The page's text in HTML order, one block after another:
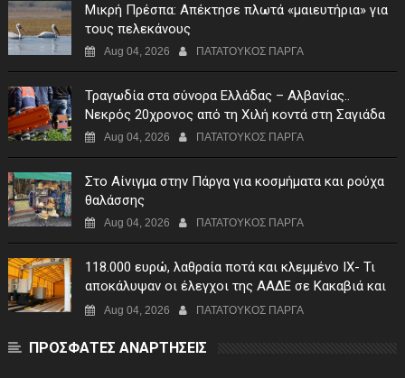
Μικρή Πρέσπα: Απέκτησε πλωτά «μαιευτήρια» για
τους πελεκάνους
Aug 04, 2026 ΠΑΤΑΤΟΥΚΟΣ ΠΑΡΓΑ
Τραγωδία στα σύνορα Ελλάδας – Αλβανίας..
Νεκρός 20χρονος από τη Χιλή κοντά στη Σαγιάδα
Aug 04, 2026 ΠΑΤΑΤΟΥΚΟΣ ΠΑΡΓΑ
Στο Αίνιγμα στην Πάργα για κοσμήματα και ρούχα
θαλάσσης
Aug 04, 2026 ΠΑΤΑΤΟΥΚΟΣ ΠΑΡΓΑ
118.000 ευρώ, λαθραία ποτά και κλεμμένο ΙΧ- Τι
αποκάλυψαν οι έλεγχοι της ΑΑΔΕ σε Κακαβιά και
Μαυρομάτι
Aug 04, 2026 ΠΑΤΑΤΟΥΚΟΣ ΠΑΡΓΑ
ΠΡΟΣΦΑΤΕΣ ΑΝΑΡΤΗΣΕΙΣ